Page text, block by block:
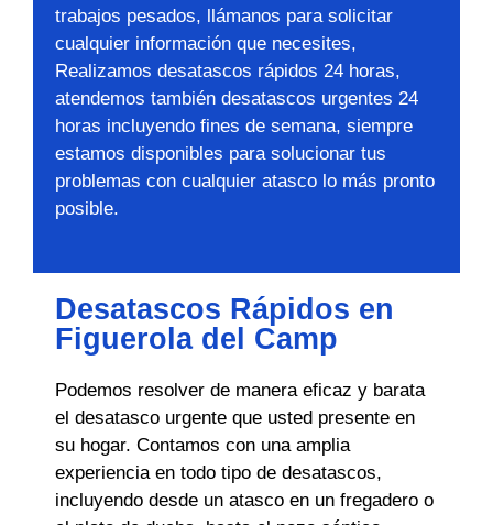
trabajos pesados, llámanos para solicitar
cualquier información que necesites,
Realizamos desatascos rápidos 24 horas,
atendemos también desatascos urgentes 24
horas incluyendo fines de semana, siempre
estamos disponibles para solucionar tus
problemas con cualquier atasco lo más pronto
posible.
Desatascos Rápidos en
Figuerola del Camp
Podemos resolver de manera eficaz y barata
el desatasco urgente que usted presente en
su hogar. Contamos con una amplia
experiencia en todo tipo de desatascos,
incluyendo desde un atasco en un fregadero o